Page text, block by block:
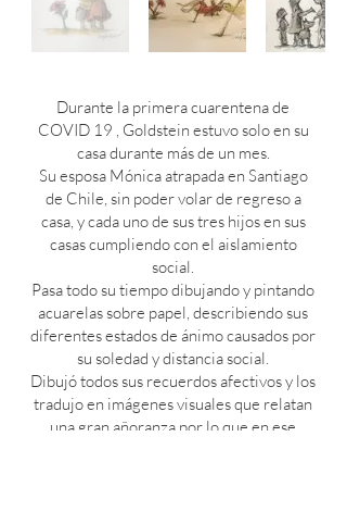
Durante la primera cuarentena de
COVID 19 , Goldstein estuvo solo en su
casa durante más de un mes.
Su esposa Mónica atrapada en Santiago
de Chile, sin poder volar de regreso a
casa, y cada uno de sus tres hijos en sus
casas cumpliendo con el aislamiento
social.
Pasa todo su tiempo dibujando y pintando
acuarelas sobre papel, describiendo sus
diferentes estados de ánimo causados por
su soledad y distancia social.
Dibujó todos sus recuerdos afectivos y los
tradujo en imágenes visuales que relatan
una gran añoranza por lo que en ese